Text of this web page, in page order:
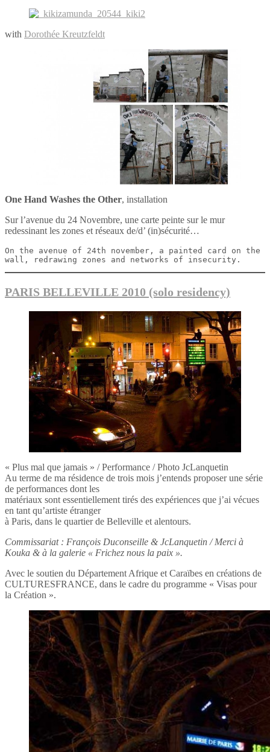
with Dorothée Kreutzfeldt
One Hand Washes the Other, installation
Sur l’avenue du 24 Novembre, une carte peinte sur le mur
redessinant les zones et réseaux de/d’ (in)sécurité…
On the avenue of 24th november, a painted card on the
wall, redrawing zones and networks of insecurity.
PARIS BELLEVILLE 2010 (solo residency)
« Plus mal que jamais » / Performance / Photo JcLanquetin
Au terme de ma résidence de trois mois j’entends proposer une série
de performances dont les
matériaux sont essentiellement tirés des expériences que j’ai vécues
en tant qu’artiste étranger
à Paris, dans le quartier de Belleville et alentours.
Commissariat : François Duconseille & JcLanquetin / Merci à
Kouka & à la galerie « Frichez nous la paix ».
Avec le soutien du Département Afrique et Caraïbes en créations de
CULTURESFRANCE, dans le cadre du programme « Visas pour
la Création ».